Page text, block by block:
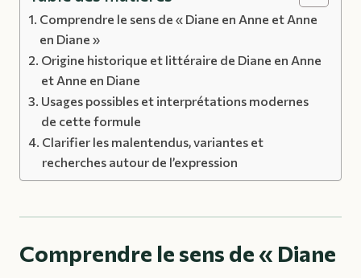
Comprendre le sens de « Diane en Anne et Anne
en Diane »
Origine historique et littéraire de Diane en Anne
et Anne en Diane
Usages possibles et interprétations modernes
de cette formule
Clarifier les malentendus, variantes et
recherches autour de l’expression
Comprendre le sens de « Diane